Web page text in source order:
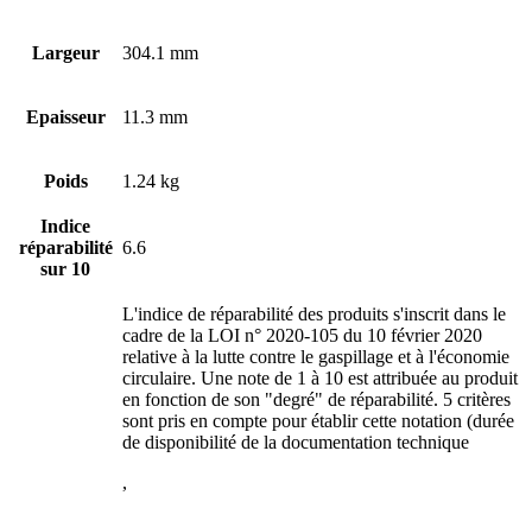
Largeur 304.1 mm
Epaisseur 11.3 mm
Poids 1.24 kg
Indice
réparabilité
sur 10
6.6
L'indice de réparabilité des produits s'inscrit dans le
cadre de la LOI n° 2020-105 du 10 février 2020
relative à la lutte contre le gaspillage et à l'économie
circulaire. Une note de 1 à 10 est attribuée au produit
en fonction de son "degré" de réparabilité. 5 critères
sont pris en compte pour établir cette notation (durée
de disponibilité de la documentation technique
,